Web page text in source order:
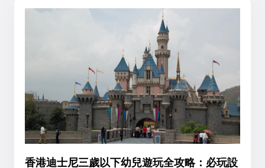
香港迪士尼三歲以下幼兒遊玩全攻略：必玩設